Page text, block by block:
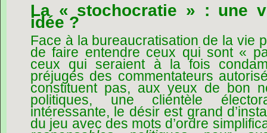
La « stochocratie » : une
idée ?
Face à la bureaucratisation de la vie
de faire entendre ceux qui sont «
ceux qui seraient à la fois
préjugés des commentateurs
constituent pas, aux yeux de bon
politiques, une clientèle
intéressante, le désir est grand
du jeu avec des mots d’ordre